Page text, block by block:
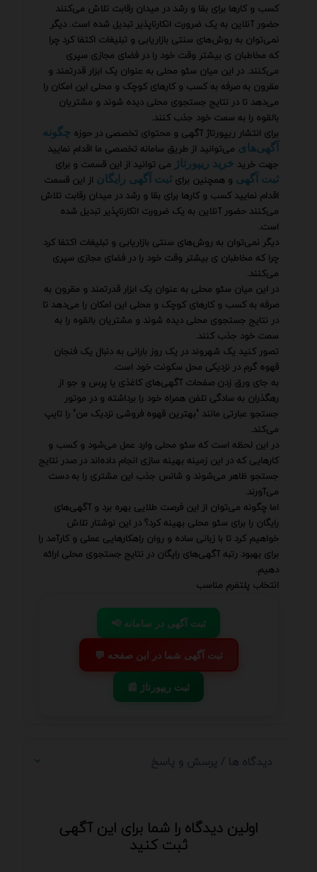
کسب و کارها برای بقا و رشد در میدان رقابت تلاش می‌کنند
حضور آنلاین به یک ضرورت انکارناپذیر تبدیل شده است. دیگر
نمی‌توان به روش‌های سنتی بازاریابی و تبلیغات اکتفا کرد چرا
که مخاطبان ی بیشتر وقت خود را در فضای مجازی سپری
می‌کنند. در این میان سئو محلی به عنوان یک ابزار قدرتمند و
مقرون به صرفه به کسب و کارهای کوچک و محلی این امکان را
می‌دهد تا در نتایج جستجوی محلی دیده شوند و مشتریان
بالقوه را به سمت خود جذب کنند.
برای انتشار ریپورتاژ آگهی و محتوای تخصصی در حوزه چگونه
آگهی‌های می‌توانید از طریق سامانه تخصصی ما اقدام نمایید
جهت خرید خرید ریپورتاژ می توانید از این قسمت و برای
ثبت آگهی و همچنین برای ثبت آگهی رایگان از این قسمت
اقدام نمایید کسب و کارها برای بقا و رشد در میدان رقابت تلاش
می‌کنند حضور آنلاین به یک ضرورت انکارناپذیر تبدیل شده
است.
دیگر نمی‌توان به روش‌های سنتی بازاریابی و تبلیغات اکتفا کرد
چرا که مخاطبان ی بیشتر وقت خود را در فضای مجازی سپری
می‌کنند.
در این میان سئو محلی به عنوان یک ابزار قدرتمند و مقرون به
صرفه به کسب و کارهای کوچک و محلی این امکان را می‌دهد تا
در نتایج جستجوی محلی دیده شوند و مشتریان بالقوه را به
سمت خود جذب کنند.
تصور کنید یک شهروند در یک روز بارانی به دنبال یک فنجان
قهوه گرم در نزدیکی محل سکونت خود است.
به جای ورق زدن صفحات آگهی‌های کاغذی یا پرس و جو از
رهگذران به سادگی تلفن همراه خود را برداشته و در موتور
جستجو عبارتی مانند "بهترین قهوه فروشی نزدیک من" را تایپ
می‌کند.
در این لحظه است که سئو محلی وارد عمل می‌شود و کسب و
کارهایی که در این زمینه بهینه سازی انجام داده‌اند در صدر نتایج
جستجو ظاهر می‌شوند و شانس جذب این مشتری را به دست
می‌آورند.
اما چگونه می‌توان از این فرصت طلایی بهره برد و آگهی‌های
رایگان را برای سئو محلی بهینه کرد؟ در این نوشتار تلاش
خواهیم کرد تا با زبانی ساده و روان راهکارهایی عملی و کارآمد را
برای بهبود رتبه آگهی‌های رایگان در نتایج جستجوی محلی ارائه
دهیم.
انتخاب پلتفرم مناسب
📢 ثبت آگهی در سامانه
💬 ثبت آگهی شما در این صفحه
📰 ثبت ریپورتاژ
دیدگاه ها / پرسش و پاسخ
اولین دیدگاه را شما برای این آگهی
ثبت کنید